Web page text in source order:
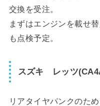
交換を受注。
まずはエンジンを載せ
も点検予定。
スズキ レッツ
リアタイヤパンクのた